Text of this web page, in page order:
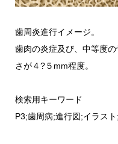
歯周炎進行イメージ。
歯肉の炎症及び、中等度
さが４?５mm程度。
検索用キーワード
P3;歯周病;進行図;イラス